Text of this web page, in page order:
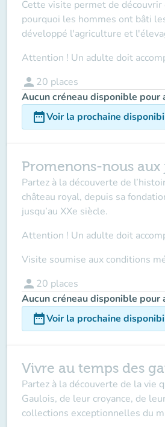
Cette visite permet de
pourquoi les hommes ont bâti
développé l'agriculture et
Attention ! Un adulte doit
person 20 places
Aucun créneau disponible pour
date_rangeVoir la prochaine
Promenons-nous aux
Partez à la découverte de
château royal, depuis sa
jusqu’au XXe siècle.
Attention ! Un adulte doit
Visite soumise aux conditions
person 20 places
Aucun créneau disponible pour
date_rangeVoir la prochaine
Vivre au temps des
Partez à la découverte de la vie
Gaulois, de leur croyance, de
collections exceptionnelles du